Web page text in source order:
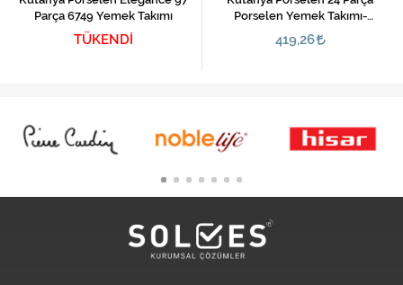
Parça 6749 Yemek Takımı
TÜKENDİ
Porselen Yemek Takımı-
Puantiyeli B
419,26